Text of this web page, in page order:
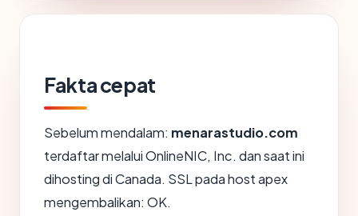
Fakta cepat
Sebelum mendalam: menarastudio.com
terdaftar melalui OnlineNIC, Inc. dan saat ini
dihosting di Canada. SSL pada host apex
mengembalikan: OK.